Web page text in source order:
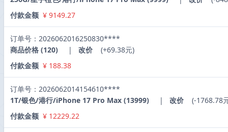
付款金额 ¥ 9149.27
订单号：2026062016250830****
商品价格 (120)
| 改价
(+69.38元)
付款金额 ¥ 188.38
订单号：2026062014154610****
1T/银色/港行/iPhone 17 Pro Max (13999)
| 改价
(-1768.78
付款金额 ¥ 12229.22